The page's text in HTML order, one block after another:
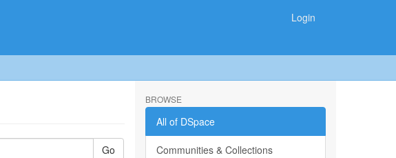
Login
Go
BROWSE
All of DSpace
Communities & Collections